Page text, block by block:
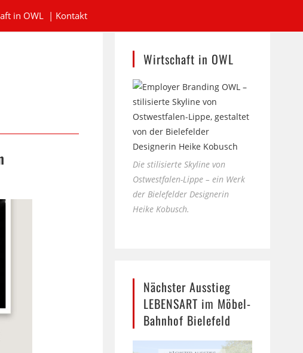
in OWL| Kontakt
Wirtschaft in OWL
Die stilisierte Skyline von
Ostwestfalen-Lippe – ein Werk
der Bielefelder Designerin
Heike Kobusch.
Nächster Ausstieg
LEBENSART im Möbel-
Bahnhof Bielefeld